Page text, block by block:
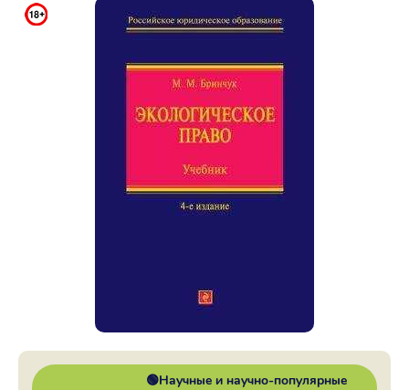
🟢Научные и научно-популярные